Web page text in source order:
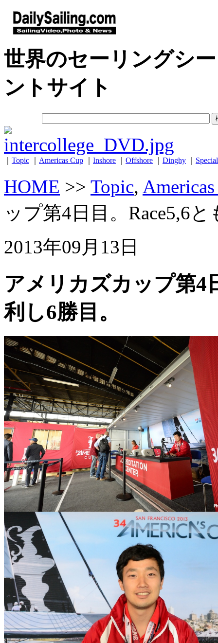
世界のセーリングシ
ントサイト
Topic Americas Cup Inshore Offshore Dinghy Special
HOME >> Topic,
ップ第4日目。Race5,6
2013年09月13日
アメリカズカップ第4
利し6勝目。